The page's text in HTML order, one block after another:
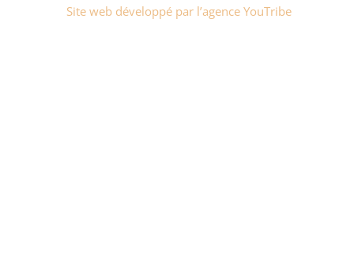
Site web développé par l’agence YouTribe